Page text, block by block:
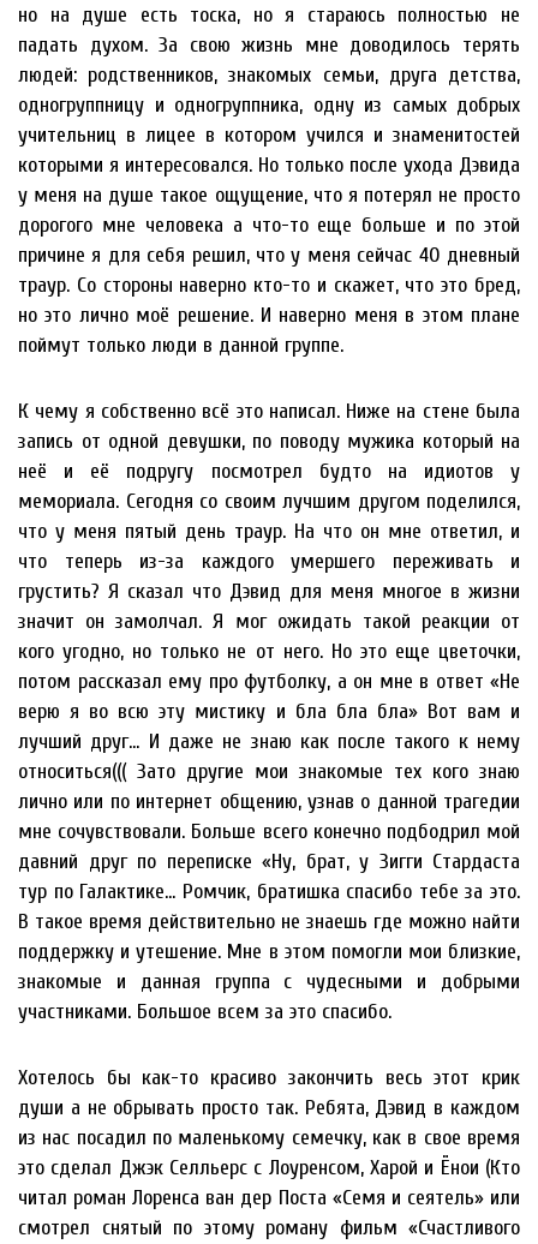
но на душе есть тоска, но я стараюсь полностью не
падать духом. За свою жизнь мне доводилось терять
людей: родственников, знакомых семьи, друга детства,
одногруппницу и одногруппника, одну из самых добрых
учительниц в лицее в котором учился и знаменитостей
которыми я интересовался. Но только после ухода Дэвида
у меня на душе такое ощущение, что я потерял не просто
дорогого мне человека а что-то еще больше и по этой
причине я для себя решил, что у меня сейчас 40 дневный
траур. Со стороны наверно кто-то и скажет, что это бред,
но это лично моё решение. И наверно меня в этом плане
поймут только люди в данной группе.
К чему я собственно всё это написал. Ниже на стене была
запись от одной девушки, по поводу мужика который на
неё и её подругу посмотрел будто на идиотов у
мемориала. Сегодня со своим лучшим другом поделился,
что у меня пятый день траур. На что он мне ответил, и
что теперь из-за каждого умершего переживать и
грустить? Я сказал что Дэвид для меня многое в жизни
значит он замолчал. Я мог ожидать такой реакции от
кого угодно, но только не от него. Но это еще цветочки,
потом рассказал ему про футболку, а он мне в ответ «Не
верю я во всю эту мистику и бла бла бла» Вот вам и
лучший друг… И даже не знаю как после такого к нему
относиться((( Зато другие мои знакомые тех кого знаю
лично или по интернет общению, узнав о данной трагедии
мне сочувствовали. Больше всего конечно подбодрил мой
давний друг по переписке «Ну, брат, у Зигги Стардаста
тур по Галактике… Ромчик, братишка спасибо тебе за это.
В такое время действительно не знаешь где можно найти
поддержку и утешение. Мне в этом помогли мои близкие,
знакомые и данная группа с чудесными и добрыми
участниками. Большое всем за это спасибо.
Хотелось бы как-то красиво закончить весь этот крик
души а не обрывать просто так. Ребята, Дэвид в каждом
из нас посадил по маленькому семечку, как в свое время
это сделал Джэк Селльерс с Лоуренсом, Харой и Ёнои (Кто
читал роман Лоренса ван дер Поста «Семя и сеятель» или
смотрел снятый по этому роману фильм «Счастливого